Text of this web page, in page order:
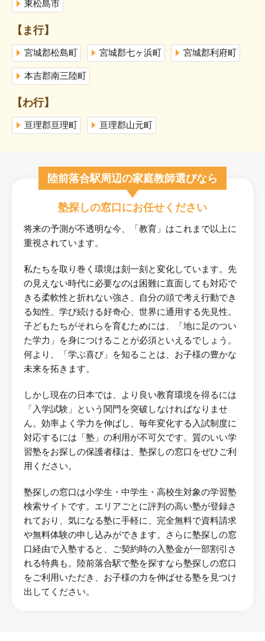
東松島市
【ま行】
宮城郡松島町 宮城郡七ヶ浜町 宮城郡利府町
本吉郡南三陸町
【わ行】
亘理郡亘理町 亘理郡山元町
陸前落合駅周辺の家庭教師選びなら
塾探しの窓口にお任せください
将来の予測が不透明な今、「教育」はこれまで以上に
重視されています。
私たちを取り巻く環境は刻一刻と変化しています。先
の見えない時代に必要なのは困難に直面しても対応で
きる柔軟性と折れない強さ、自分の頭で考え行動でき
る知性、学び続ける好奇心、世界に通用する先見性。
子どもたちがそれらを育むためには、「地に足のつい
た学力」を身につけることが必須といえるでしょう。
何より、「学ぶ喜び」を知ることは、お子様の豊かな
未来を拓きます。
しかし現在の日本では、より良い教育環境を得るには
「入学試験」という関門を突破しなければなりませ
ん。効率よく学力を伸ばし、毎年変化する入試制度に
対応するには「塾」の利用が不可欠です。質のいい学
習塾をお探しの保護者様は、塾探しの窓口をぜひご利
用ください。
塾探しの窓口は小学生・中学生・高校生対象の学習塾
検索サイトです。エリアごとに評判の高い塾が登録さ
れており、気になる塾に手軽に、完全無料で資料請求
や無料体験の申し込みができます。さらに塾探しの窓
口経由で入塾すると、ご契約時の入塾金が一部割引さ
れる特典も。陸前落合駅で塾を探すなら塾探しの窓口
をご利用いただき、お子様の力を伸ばせる塾を見つけ
出してください。